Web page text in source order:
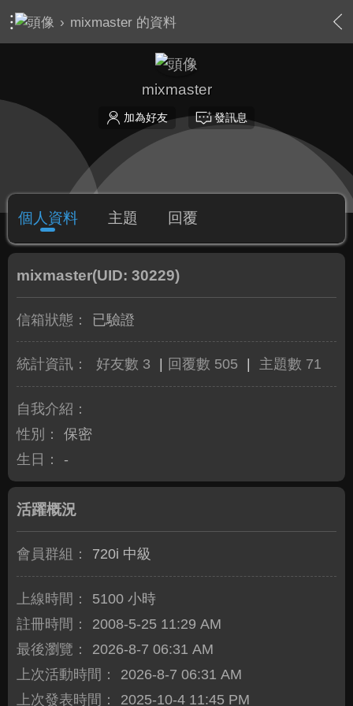
› mixmaster 的資料
mixmaster
加為好友 發訊息
個人資料 主題 回覆
mixmaster(UID: 30229)
信箱狀態： 已驗證
統計資訊： 好友數 3 回覆數 505 主題數 71
自我介紹：
性別：
保密
生日：
-
活躍概況
會員群組： 720i 中級
上線時間：
5100 小時
註冊時間：
2008-5-25 11:29 AM
最後瀏覽：
2026-8-7 06:31 AM
上次活動時間：
2026-8-7 06:31 AM
上次發表時間：
2025-10-4 11:45 PM